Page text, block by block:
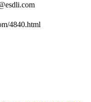
4840.html